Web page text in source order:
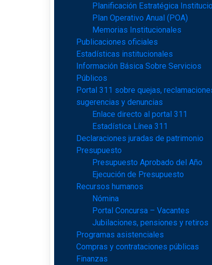
Planificación Estratégica
Plan Operativo Anual (POA)
Memorias Institucionales
Publicaciones oficiales
Estadísticas institucionales
Información Básica Sobre Servicios
Públicos
Portal 311 sobre quejas,
sugerencias y denuncias
Enlace directo al portal 311
Estadística Línea 311
Declaraciones juradas de patrimonio
Presupuesto
Presupuesto Aprobado del Año
Ejecución de Presupuesto
Recursos humanos
Nómina
Portal Concursa – Vacantes
Jubilaciones, pensiones y retiros
Programas asistenciales
Compras y contrataciones públicas
Finanzas